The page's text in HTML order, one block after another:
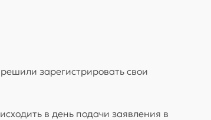
зарегистрировать свои
в день подачи заявления в